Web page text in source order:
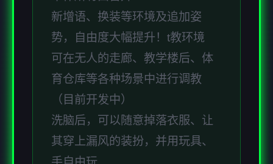
新增语、换装等环境及追加姿
势，自由度大幅提升！t教环境
可在无人的走廊、教学楼后、体
育仓库等各种场景中进行调教
（目前开发中）
洗脑后，可以随意掉落衣服、让
其穿上漏风的装扮，并用玩具、